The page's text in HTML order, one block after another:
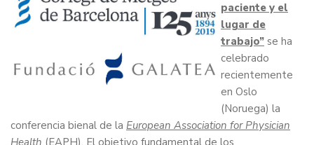
paciente y el
lugar de
trabajo” se ha
celebrado
recientemente
en Oslo
(Noruega) la
conferencia bienal de la European Association for Physician